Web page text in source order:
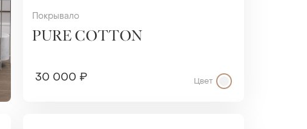
Покрывало
PURE COTTON
30 000 ₽ Цвет